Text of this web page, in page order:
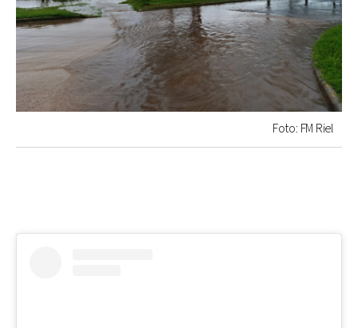
Foto: FM Riel